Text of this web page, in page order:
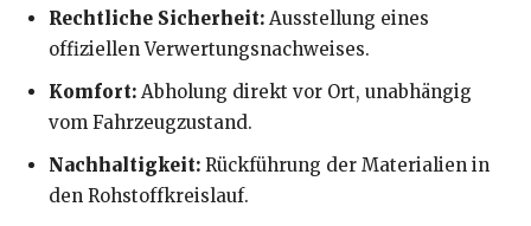
Rechtliche Sicherheit: Ausstellung eines
offiziellen Verwertungsnachweises.
Komfort: Abholung direkt vor Ort, unabhängig
vom Fahrzeugzustand.
Nachhaltigkeit: Rückführung der Materialien in
den Rohstoffkreislauf.